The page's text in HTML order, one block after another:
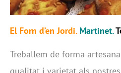
El Forn d’en Jordi. Martinet.
Treballem de forma